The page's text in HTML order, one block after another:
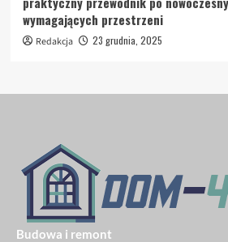
wymagających przestrzeni
Redakcja 23 grudnia, 2025
Budowa i remont